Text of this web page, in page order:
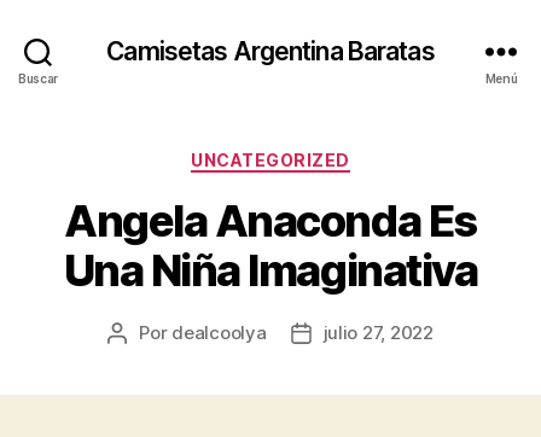
Buscar
Camisetas Argentina Baratas
Menú
Categorías
UNCATEGORIZED
Angela Anaconda Es
Una Niña Imaginativa
Autor
Por dealcoolya
Fechajulio 27, 2022